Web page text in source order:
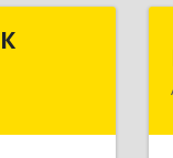
ГК